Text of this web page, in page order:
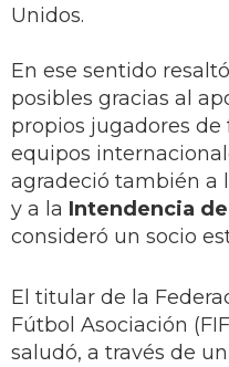
Unidos.
En ese sentido
posibles gracias al
propios jugadores
equipos
agradeció también a
y a la Intendencia
consideró un socio
El titular de la
Fútbol Asociación
saludó, a través de